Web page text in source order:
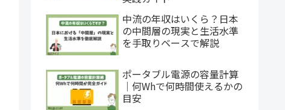
中流の年収はいくら？日本
の中間層の現実と生活水準
を手取りベースで解説
ポータブル電源の容量計算
｜何Whで何時間使えるかの
目安